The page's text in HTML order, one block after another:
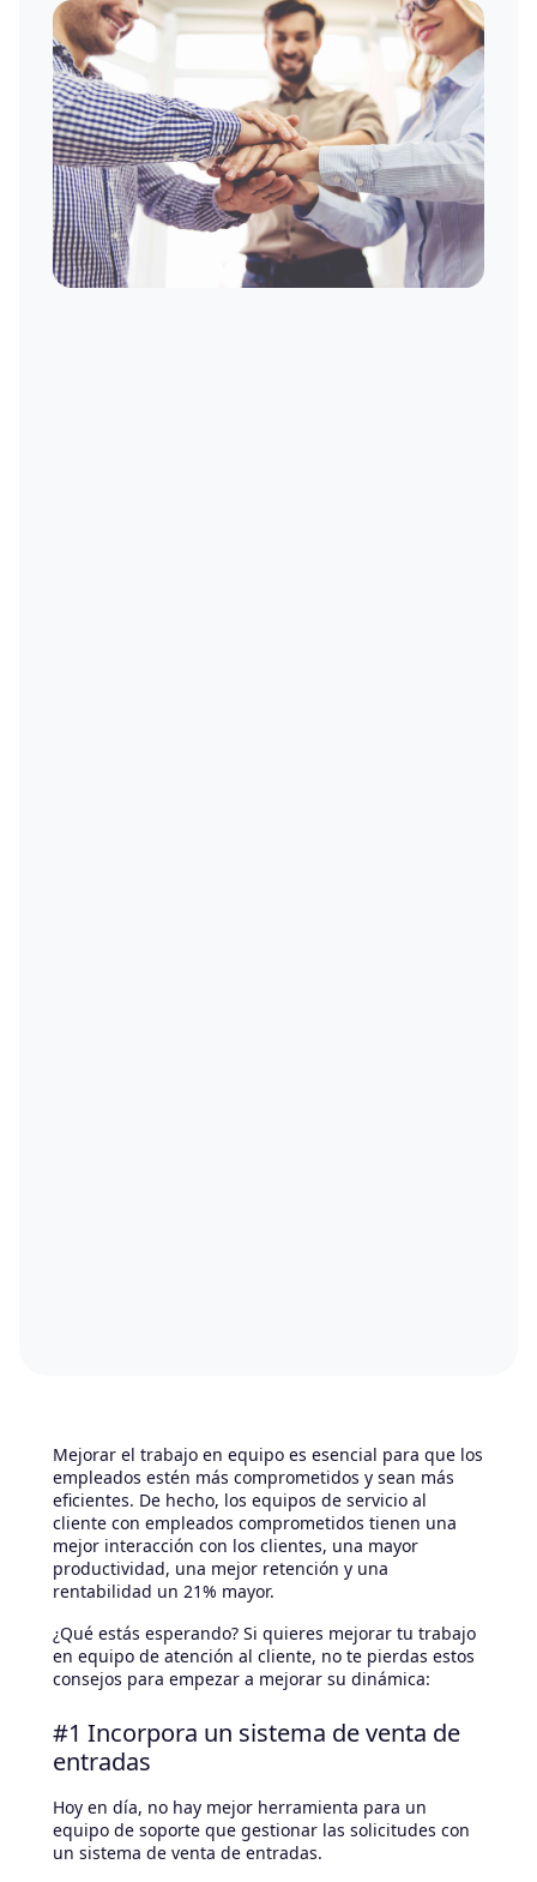
Mejorar el trabajo en equipo es esencial para que los
empleados estén más comprometidos y sean más
eficientes. De hecho, los equipos de servicio al
cliente con empleados comprometidos tienen una
mejor interacción con los clientes, una mayor
productividad, una mejor retención y una
rentabilidad un 21% mayor.
¿Qué estás esperando? Si quieres mejorar tu trabajo
en equipo de atención al cliente, no te pierdas estos
consejos para empezar a mejorar su dinámica:
#1 Incorpora un sistema de venta de
entradas
Hoy en día, no hay mejor herramienta para un
equipo de soporte que gestionar las solicitudes con
un sistema de venta de entradas.